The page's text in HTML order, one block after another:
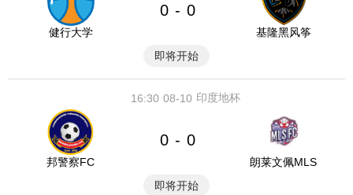
健行大学
0 - 0
基隆黑风筝
即将开始
08-10
16:30 印度地杯
邦警察FC
0 - 0
朗莱文佩MLS
即将开始